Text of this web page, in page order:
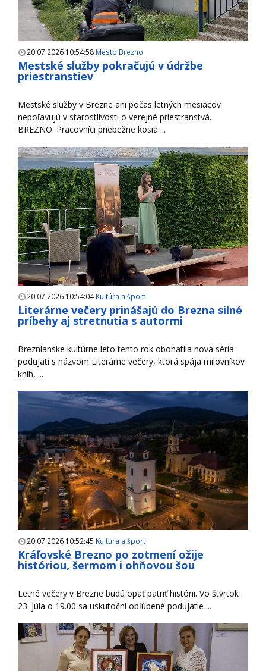
20.07.2026 10:54:58 Mesto Brezno
Mestské služby pokračujú v údržbe
priestranstiev
Mestské služby v Brezne ani počas letných mesiacov
nepoľavujú v starostlivosti o verejné priestranstvá.
BREZNO. Pracovníci priebežne kosia ...
20.07.2026 10:54:04Kultúra a šport
Literárne večery prinášajú do Brezna silné
príbehy aj stretnutia s autormi
Breznianske kultúrne leto tento rok obohatila nová séria
podujatí s názvom Literárne večery, ktorá spája milovníkov
kníh, ...
20.07.2026 10:52:45 Kultúra a šport
Kráľovské Brezno po zotmení ožije
históriou, šermom i ohňovou šou
Letné večery v Brezne budú opäť patriť histórii. Vo štvrtok
23. júla o 19.00 sa uskutoční obľúbené podujatie ...